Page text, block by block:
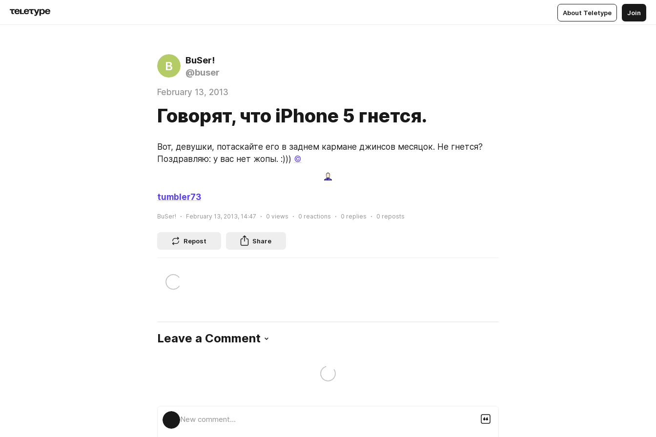
About Teletype Join
B
BuSer!
@buser
February 13, 2013
Говорят, что iPhone 5 гнется.
Вот, девушки, потаскайте его в заднем кармане джинсов месяцок. Не гнется?
Поздравляю: у вас нет жопы. :))) ©
tumbler73
BuSer! February 13, 2013, 14:47 0 views 0 reactions 0 replies 0 reposts
Repost Share
Leave a Comment